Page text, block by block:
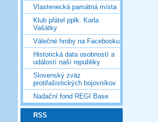
Vlastenecká památná místa
Klub přátel pplk. Karla
Vašátky
Válečné hroby na Facebooku
Historická data osobností a
událostí naší republiky
Slovenský zväz
protifašistických bojovníkov
Nadační fond REGI Base
RSS